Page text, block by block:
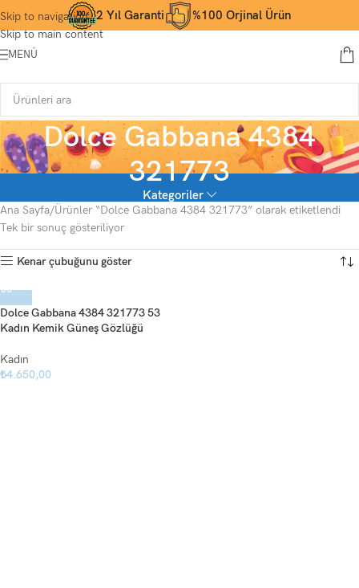
Skip to navigation
Skip to main content
2 Yıl Garanti %100 Orjinal Ürün
MENÜ
Dolce Gabbana 4384
321773
Kategoriler
Ana Sayfa Ürünler “Dolce Gabbana 4384 321773” olarak etiketlendi
Tek bir sonuç gösteriliyor
Kenar çubuğunu göster
Dolce Gabbana 4384 321773 53
Kadın Kemik Güneş Gözlüğü
Kadın
₺4.650,00